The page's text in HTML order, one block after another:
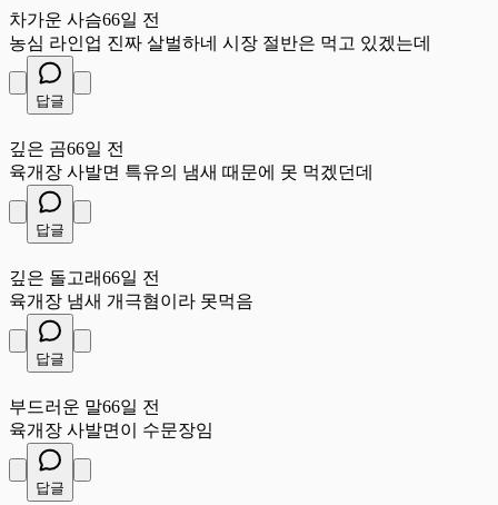
차가운 사슴66일 전
농심 라인업 진짜 살벌하네 시장 절반은 먹고 있겠는데
답글
깊은 곰66일 전
육개장 사발면 특유의 냄새 때문에 못 먹겠던데
답글
깊은 돌고래66일 전
육개장 냄새 개극혐이라 못먹음
답글
부드러운 말66일 전
육개장 사발면이 수문장임
답글